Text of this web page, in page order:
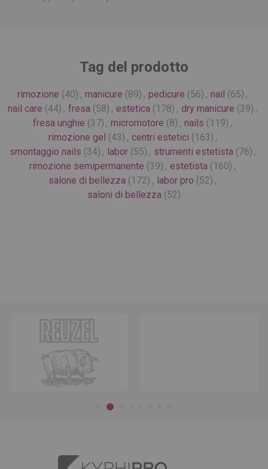
Tag del prodotto
rimozione (40) , manicure (89) , pedicure (56) , nail (65) ,
nail care (44) , fresa (58) , estetica (178) , dry manicure (39) ,
fresa unghie (37) , micromotore (8) , nails (119) ,
rimozione gel (43) , centri estetici (163) ,
smontaggio nails (34) , labor (55) , strumenti estetista (76) ,
rimozione semipermanente (39) , estetista (160) ,
salone di bellezza (172) , labor pro (52) ,
saloni di bellezza (52)